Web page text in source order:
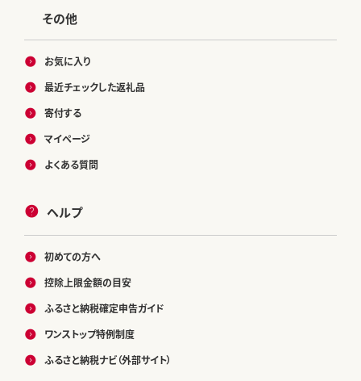
その他
お気に入り
最近チェックした返礼品
寄付する
マイページ
よくある質問
ヘルプ
初めての方へ
控除上限金額の目安
ふるさと納税確定申告ガイド
ワンストップ特例制度
ふるさと納税ナビ（外部サイト）